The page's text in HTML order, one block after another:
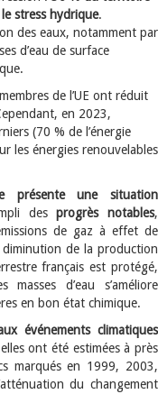
stress hydrique.
des eaux, notamment par
d’eau de surface
de l’UE ont réduit
en 2023,
(70 % de l’énergie
les énergies renouvelables
présente une situation
desprogrès notables,
de gaz à effet de
de la production
français est protégé,
d’eau s’améliore
en bon état chimique.
événements climatiques
ont été estimées à près
marqués en 1999, 2003,
du changement